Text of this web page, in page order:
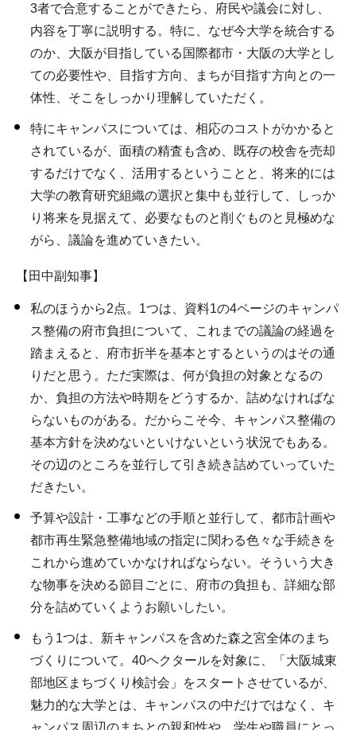
3者で合意することができたら、府民や議会に対し、
内容を丁寧に説明する。特に、なぜ今大学を統合する
のか、大阪が目指している国際都市・大阪の大学とし
ての必要性や、目指す方向、まちが目指す方向との一
体性、そこをしっかり理解していただく。
特にキャンパスについては、相応のコストがかかると
されているが、面積の精査も含め、既存の校舎を売却
するだけでなく、活用するということと、将来的には
大学の教育研究組織の選択と集中も並行して、しっか
り将来を見据えて、必要なものと削ぐものと見極めな
がら、議論を進めていきたい。
【田中副知事】
私のほうから2点。1つは、資料1の4ページのキャンパ
ス整備の府市負担について、これまでの議論の経過を
踏まえると、府市折半を基本とするというのはその通
りだと思う。ただ実際は、何が負担の対象となるの
か、負担の方法や時期をどうするか、詰めなければな
らないものがある。だからこそ今、キャンパス整備の
基本方針を決めないといけないという状況でもある。
その辺のところを並行して引き続き詰めていっていた
だきたい。
予算や設計・工事などの手順と並行して、都市計画や
都市再生緊急整備地域の指定に関わる色々な手続きを
これから進めていかなければならない。そういう大き
な物事を決める節目ごとに、府市の負担も、詳細な部
分を詰めていくようお願いしたい。
もう1つは、新キャンパスを含めた森之宮全体のまち
づくりについて。40ヘクタールを対象に、「大阪城東
部地区まちづくり検討会」をスタートさせているが、
魅力的な大学とは、キャンパスの中だけではなく、キ
ャンパス周辺のまちとの親和性や、学生や職員にとっ